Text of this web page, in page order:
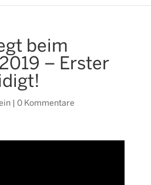
beim
– Erster
| 0 Kommentare